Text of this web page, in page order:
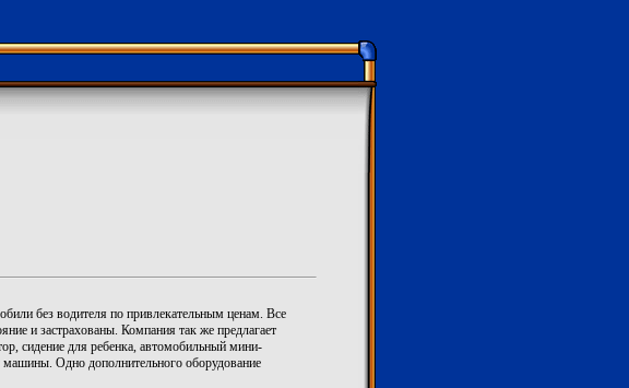
без водителя по привлекательным ценам. Все
и застрахованы. Компания так же предлагает
сидение для ребенка, автомобильный мини-
Одно дополнительного оборудование